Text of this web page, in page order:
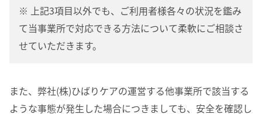
※ 上記3項目以外でも、ご利用者様各々の状況を鑑み
て当事業所で対応できる方法について柔軟にご相談さ
せていただきます。
また、弊社(株)ひばりケアの運営する他事業所で該当する
ような事態が発生した場合につきましても、安全を確認し